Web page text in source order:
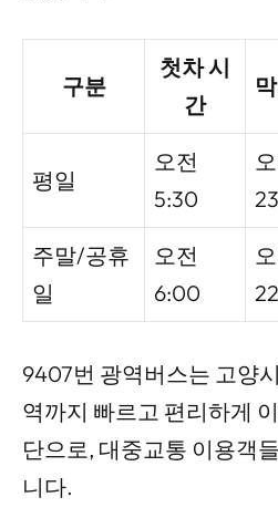
구분
첫차 시
간
평일
오전
5:30
주말/공휴
일
오전
6:00
9407번 광역버스는 고양
역까지 빠르고 편리하게
단으로, 대중교통 이용객
니다.